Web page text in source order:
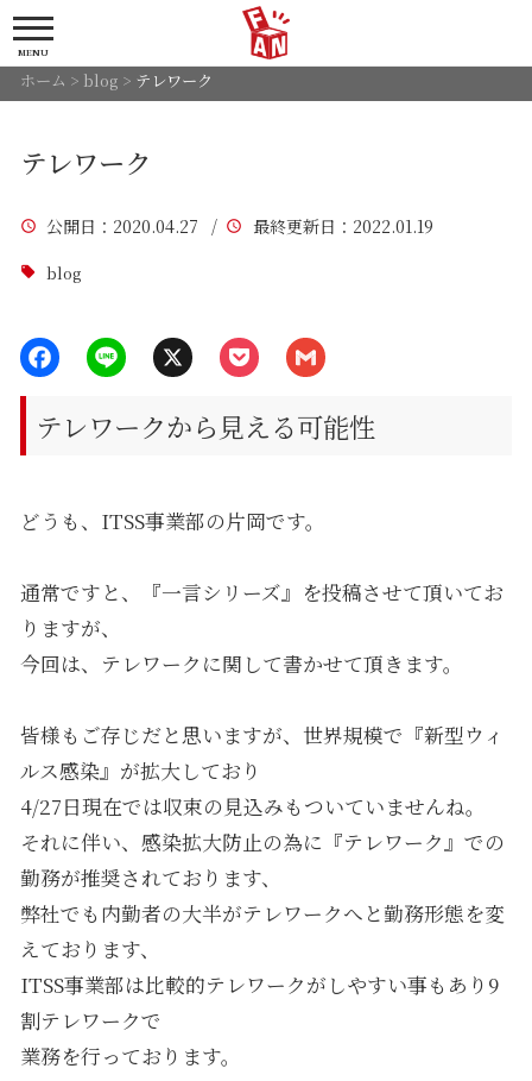
MENU
ホーム > blog > テレワーク
テレワーク
公開日 ：2020.04.27 / 最終更新日 ：2022.01.19
blog
テレワークから見える可能性
どうも、ITSS事業部の片岡です。
通常ですと、『一言シリーズ』を投稿させて頂いてお
りますが、
今回は、テレワークに関して書かせて頂きます。
皆様もご存じだと思いますが、世界規模で『新型ウィ
ルス感染』が拡大しており
4/27日現在では収束の見込みもついていませんね。
それに伴い、感染拡大防止の為に『テレワーク』での
勤務が推奨されております、
弊社でも内勤者の大半がテレワークへと勤務形態を変
えております、
ITSS事業部は比較的テレワークがしやすい事もあり9
割テレワークで
業務を行っております。